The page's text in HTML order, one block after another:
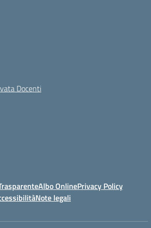
Docenti
Albo OnlinePrivacy Policy
Note legali